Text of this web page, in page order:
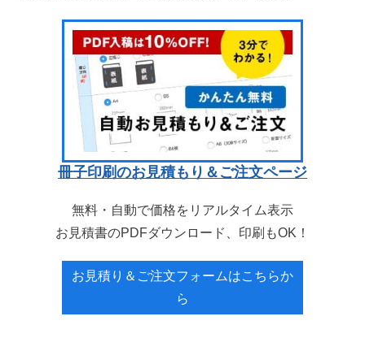
冊子印刷のお見積もり＆ご注文ページ
無料・自動で価格をリアルタイム表示
お見積書のPDFダウンロード、印刷もOK！
お見積り＆ご注文フォームはこちらか
ら